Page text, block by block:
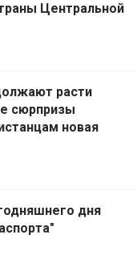
Центральной
расти
сюрпризы
новая
дня